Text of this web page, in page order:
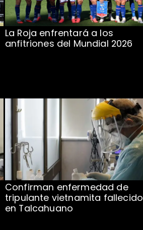
La Roja enfrentará a los
anfitriones del Mundial 2026
Confirman enfermedad de
tripulante vietnamita fallecido
en Talcahuano